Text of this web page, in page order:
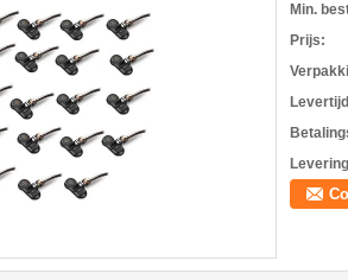
Min.
Prijs: